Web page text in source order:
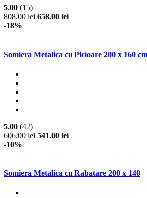
5.00 (15)
808.00 lei 658.00 lei
-18%
Somiera Metalica cu Picioare 200 x 160 cm
5.00 (42)
606.00 lei 541.00 lei
-10%
Somiera Metalica cu Rabatare 200 x 140